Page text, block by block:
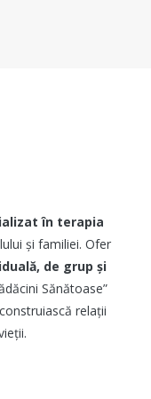
în terapia
și familiei. Ofer
de grup și
Sănătoase”
relații